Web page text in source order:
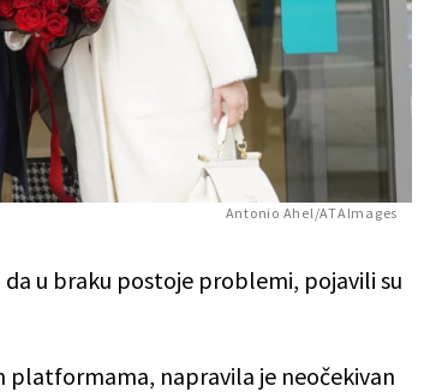
Antonio Ahel/ATAImages
da u braku postoje problemi, pojavili su
platformama, napravila je neočekivan